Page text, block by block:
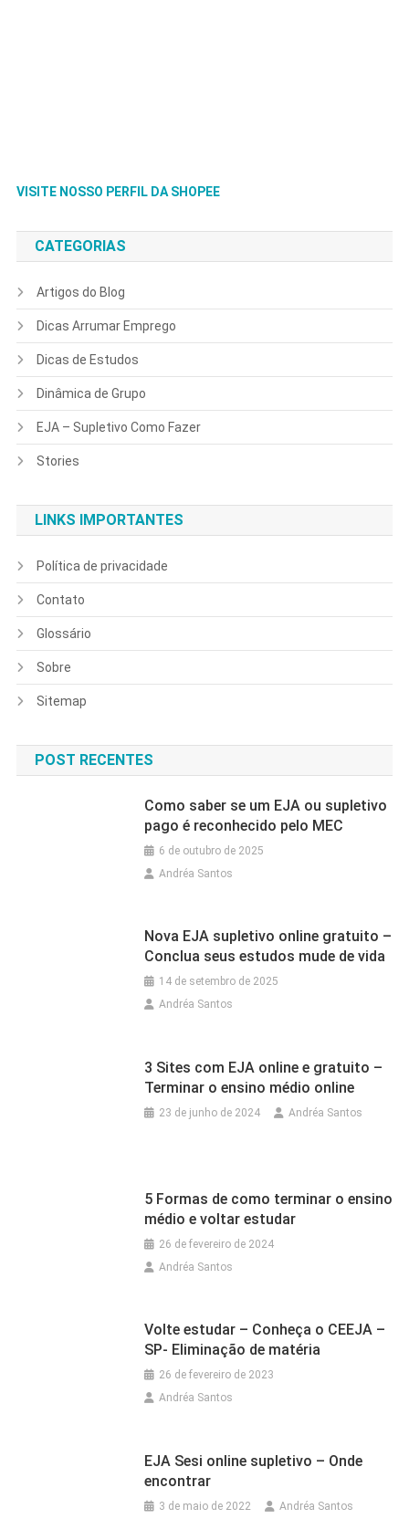
VISITE NOSSO PERFIL DA SHOPEE
CATEGORIAS
Artigos do Blog
Dicas Arrumar Emprego
Dicas de Estudos
Dinâmica de Grupo
EJA – Supletivo Como Fazer
Stories
LINKS IMPORTANTES
Política de privacidade
Contato
Glossário
Sobre
Sitemap
POST RECENTES
Como saber se um EJA ou supletivo
pago é reconhecido pelo MEC
6 de outubro de 2025
Andréa Santos
Nova EJA supletivo online gratuito –
Conclua seus estudos mude de vida
14 de setembro de 2025
Andréa Santos
3 Sites com EJA online e gratuito –
Terminar o ensino médio online
23 de junho de 2024 Andréa Santos
5 Formas de como terminar o ensino
médio e voltar estudar
26 de fevereiro de 2024
Andréa Santos
Volte estudar – Conheça o CEEJA –
SP- Eliminação de matéria
26 de fevereiro de 2023
Andréa Santos
EJA Sesi online supletivo – Onde
encontrar
3 de maio de 2022 Andréa Santos